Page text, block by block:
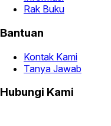
Rak Buku
Bantuan
Kontak Kami
Tanya Jawab
Hubungi Kami